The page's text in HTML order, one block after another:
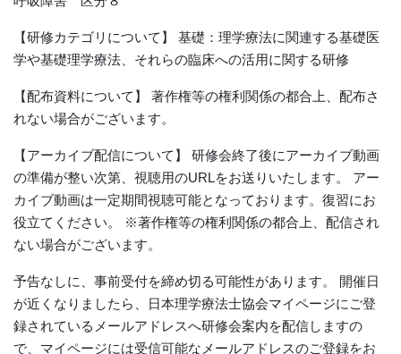
【研修カテゴリについて】 基礎：理学療法に関連する基礎医
学や基礎理学療法、それらの臨床への活用に関する研修
【配布資料について】 著作権等の権利関係の都合上、配布さ
れない場合がございます。
【アーカイブ配信について】 研修会終了後にアーカイブ動画
の準備が整い次第、視聴用のURLをお送りいたします。 アー
カイブ動画は一定期間視聴可能となっております。復習にお
役立てください。 ※著作権等の権利関係の都合上、配信され
ない場合がございます。
予告なしに、事前受付を締め切る可能性があります。 開催日
が近くなりましたら、日本理学療法士協会マイページにご登
録されているメールアドレスへ研修会案内を配信しますの
で、マイページには受信可能なメールアドレスのご登録をお